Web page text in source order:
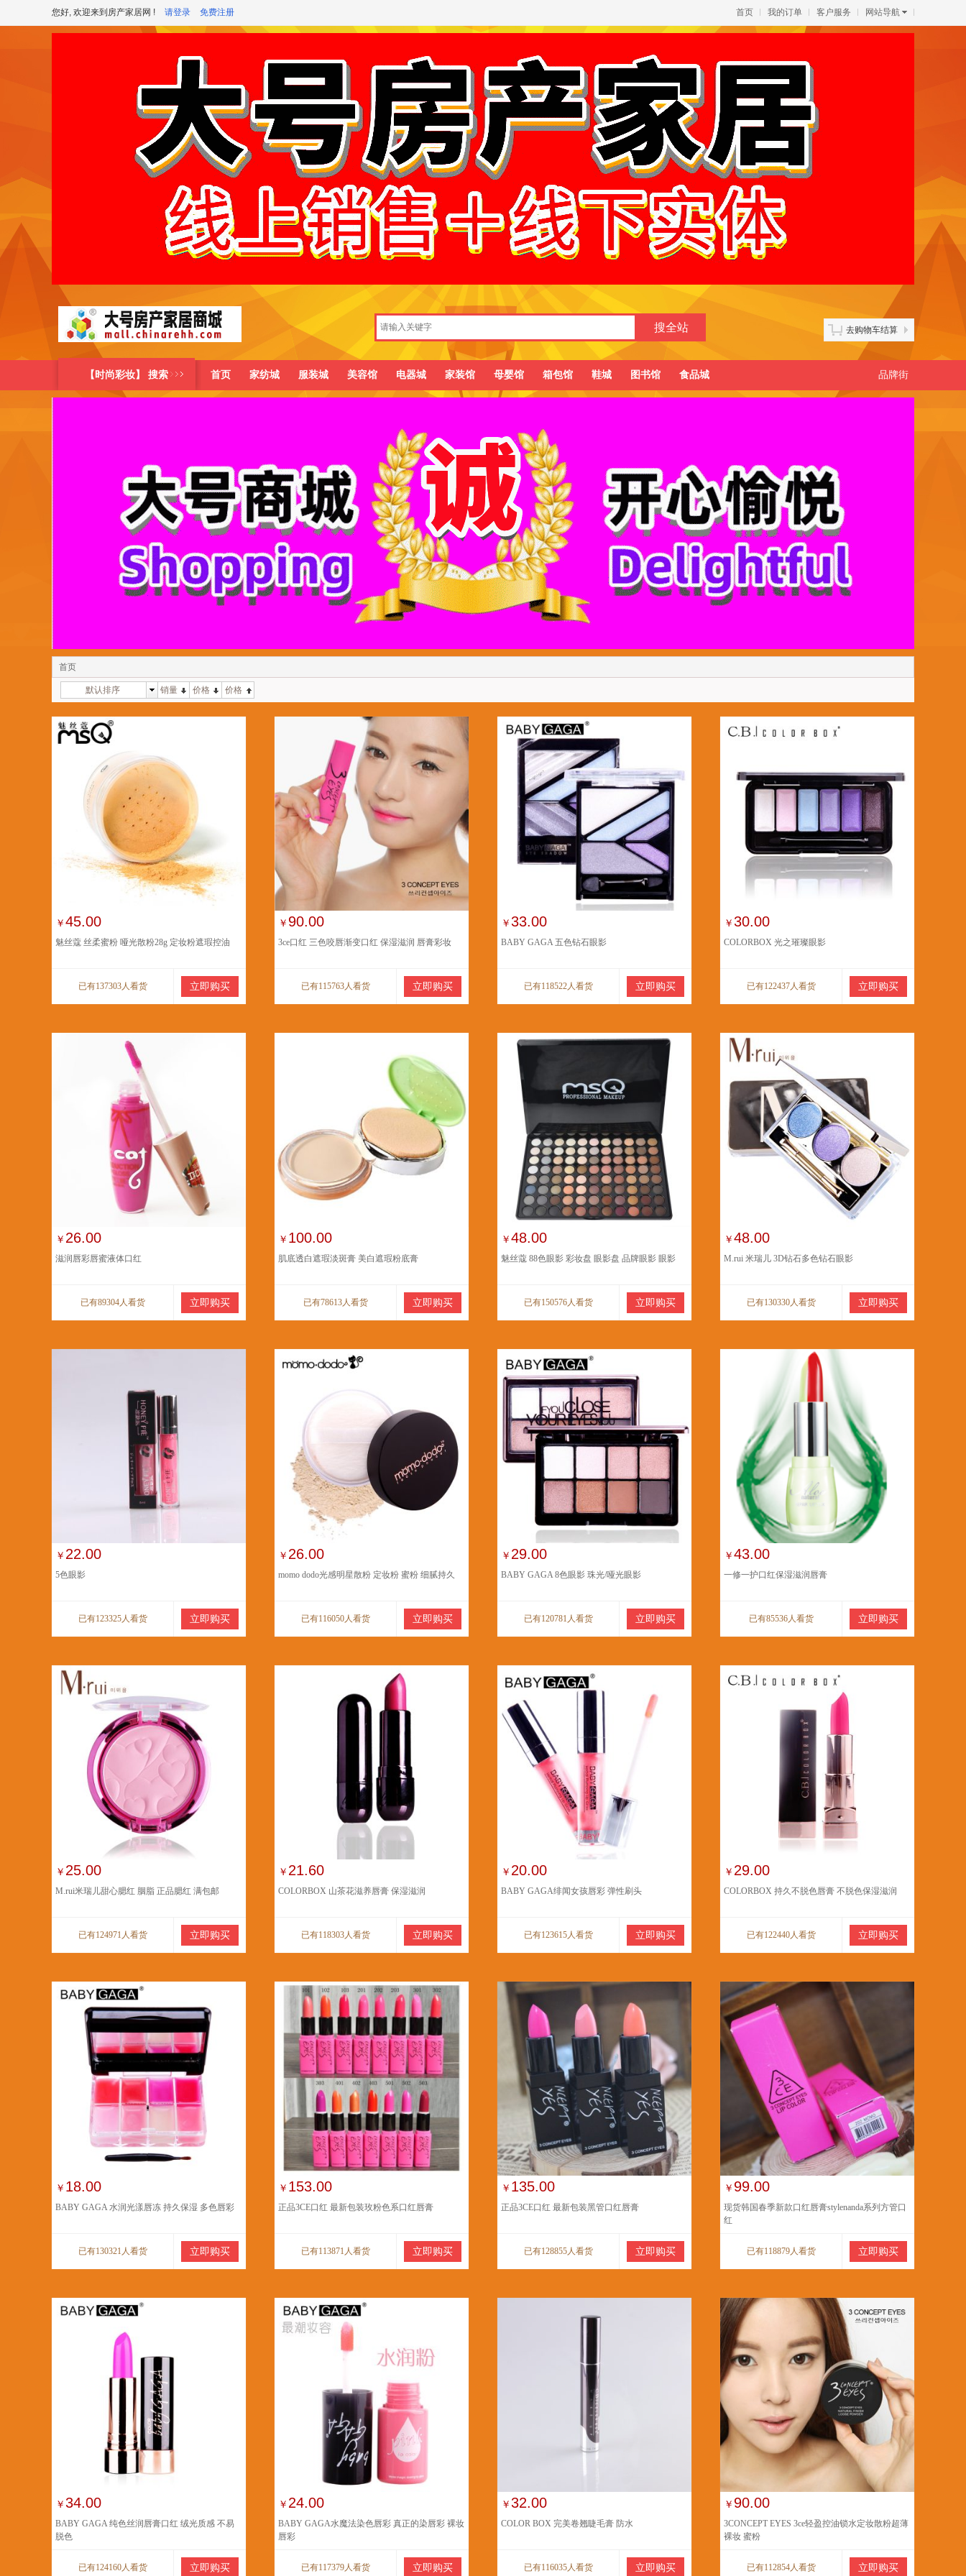
您好, 欢迎来到房产家居网 ! 请登录 免费注册 首页 我的订单 客户服务 网站导航
去购物车结算
【时尚彩妆】 搜索 首页 家纺城 服装城 美容馆 电器城 家装馆 母婴馆 箱包馆 鞋城 图书馆 食品城 品牌街
首页
默认排序 销量 价格 价格
￥45.00
魅丝蔻 丝柔蜜粉 哑光散粉28g 定妆粉遮瑕控油
已有137303人看货 立即购买
￥ 90.00
3ce口红 三色咬唇渐变口红 保湿滋润 唇膏彩妆
已有115763人看货 立即购买
￥33.00
BABY GAGA 五色钻石眼影
已有118522人看货 立即购买
￥30.00
COLORBOX 光之璀璨眼影
已有122437人看货 立即购买
￥ 26.00
滋润唇彩唇蜜液体口红
已有89304人看货 立即购买
￥ 100.00
肌底透白遮瑕淡斑膏 美白遮瑕粉底膏
已有78613人看货 立即购买
￥48.00
魅丝蔻 88色眼影 彩妆盘 眼影盘 品牌眼影 眼影
已有150576人看货 立即购买
￥48.00
M.rui 米瑞儿 3D钻石多色钻石眼影
已有130330人看货 立即购买
￥ 22.00
5色眼影
已有123325人看货 立即购买
￥ 26.00
momo dodo光感明星散粉 定妆粉 蜜粉 细腻持久
已有116050人看货 立即购买
￥ 29.00
BABY GAGA 8色眼影 珠光/哑光眼影
已有120781人看货 立即购买
￥43.00
一修一护口红保湿滋润唇膏
已有85536人看货 立即购买
￥ 25.00
M.rui米瑞儿甜心腮红 胭脂 正品腮红 满包邮
已有124971人看货 立即购买
￥ 21.60
COLORBOX 山茶花滋养唇膏 保湿滋润
已有118303人看货 立即购买
￥ 20.00
BABY GAGA绯闻女孩唇彩 弹性刷头
已有123615人看货 立即购买
￥ 29.00
COLORBOX 持久不脱色唇膏 不脱色保湿滋润
已有122440人看货 立即购买
￥ 18.00
BABY GAGA 水润光漾唇冻 持久保湿 多色唇彩
已有130321人看货 立即购买
￥ 153.00
正品3CE口红 最新包装玫粉色系口红唇膏
已有113871人看货 立即购买
￥ 135.00
正品3CE口红 最新包装黑管口红唇膏
已有128855人看货 立即购买
￥ 99.00
现货韩国春季新款口红唇膏stylenanda系列方管口
红
已有118879人看货 立即购买
￥34.00
BABY GAGA 纯色丝润唇膏口红 绒光质感 不易
脱色
已有124160人看货 立即购买
￥ 24.00
BABY GAGA水魔法染色唇彩 真正的染唇彩 裸妆
唇彩
已有117379人看货 立即购买
￥32.00
COLOR BOX 完美卷翘睫毛膏 防水
已有116035人看货 立即购买
￥ 90.00
3CONCEPT EYES 3ce轻盈控油锁水定妆散粉超薄
裸妆 蜜粉
已有112854人看货 立即购买